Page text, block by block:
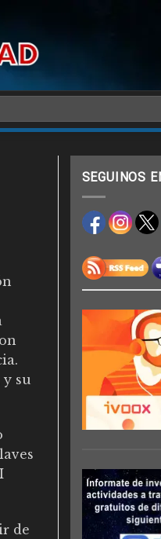
su
de
SEGUINOS